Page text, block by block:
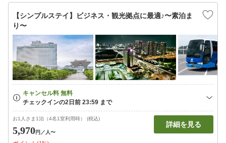
【シンプルステイ】ビジネス・観光拠点に最適♪〜素泊ま
り〜
お1人さま1泊（4名1室利用時） (税込)
5,970円 ／人〜
詳細を見る